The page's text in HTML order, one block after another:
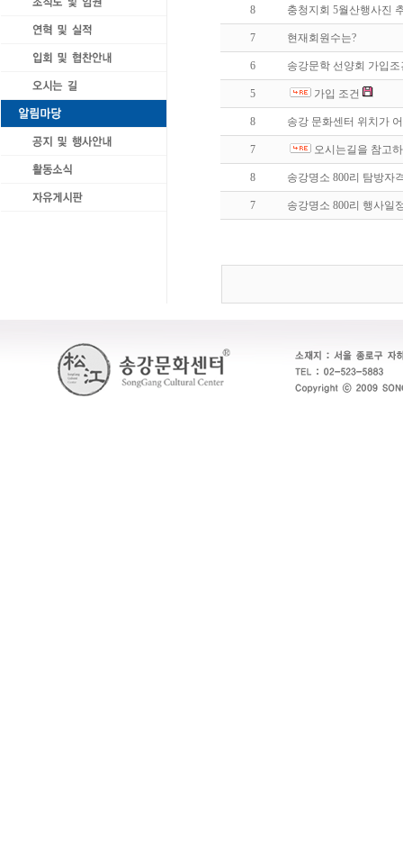
8 충청지회 5월산행사진
7 현재회원수는?
6 송강문학 선양회 가입
5 가입 조건
8 송강 문화센터 위치가
7 오시는길을 참고
8 송강명소 800리 탐방자
7 송강명소 800리 행사일